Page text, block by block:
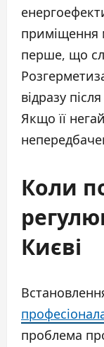
приміщення
перше, що
відразу
Якщо її
Коли
Києві
проблема